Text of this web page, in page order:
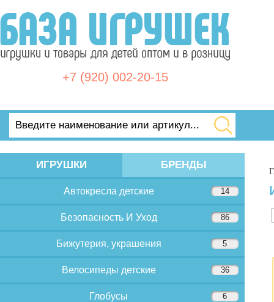
+7 (920) 002-20-15
ИГРУШКИ БРЕНДЫ
Автокресла детские 14
Безопасность И Уход 86
Бижутерия, украшения 5
Велосипеды детские 36
Глобусы 6